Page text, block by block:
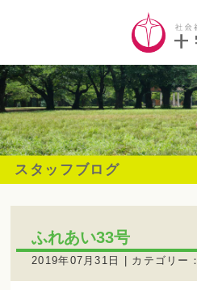
スタッフブログ
ふれあい33号
2019年07月31日 | カテゴリー：